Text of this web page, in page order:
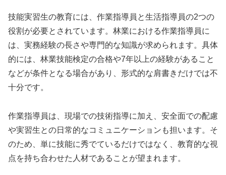
技能実習生の教育には、作業指導員と生活指導員の2つの
役割が必要とされています。林業における作業指導員に
は、実務経験の長さや専門的な知識が求められます。具体
的には、林業技能検定の合格や7年以上の経験があること
などが条件となる場合があり、形式的な肩書きだけでは不
十分です。
作業指導員は、現場での技術指導に加え、安全面での配慮
や実習生との日常的なコミュニケーションも担います。そ
のため、単に技能に秀でているだけではなく、教育的な視
点を持ち合わせた人材であることが望まれます。